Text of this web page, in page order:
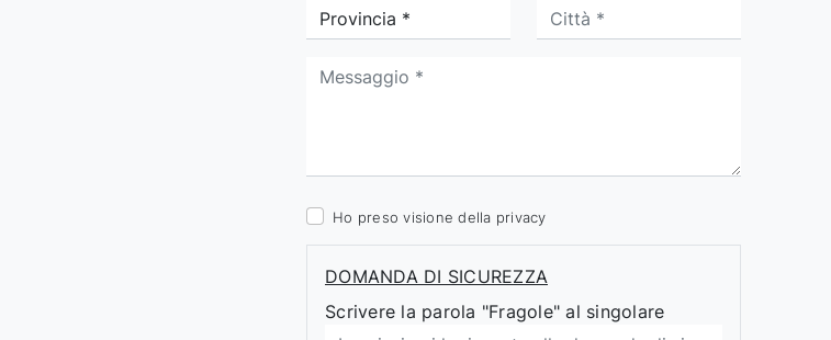
Ho preso visione della privacy
DOMANDA DI SICUREZZA
Scrivere la parola "Fragole" al singolare